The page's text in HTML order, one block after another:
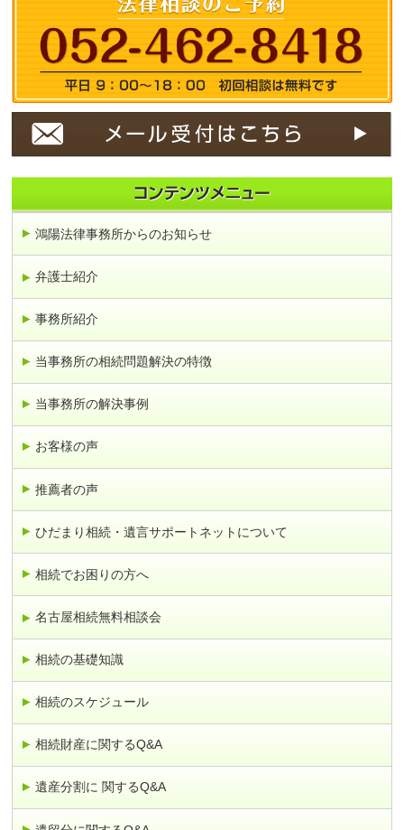
鴻陽法律事務所からのお知らせ
弁護士紹介
事務所紹介
当事務所の相続問題解決の特徴
当事務所の解決事例
お客様の声
推薦者の声
ひだまり相続・遺言サポートネットについて
相続でお困りの方へ
名古屋相続無料相談会
相続の基礎知識
相続のスケジュール
相続財産に関するQ&A
遺産分割に 関するQ&A